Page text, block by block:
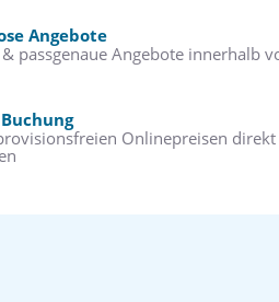
Angebote
passgenaue Angebote innerhalb
Onlinepreisen